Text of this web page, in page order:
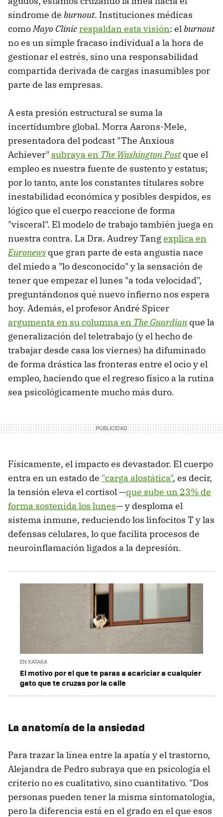
síndrome de burnout. Instituciones médicas
comoMayo Clinicrespaldan esta visión: elburnout
no es un simple fracaso individual a la hora de
gestionar el estrés, sino una responsabilidad
compartida derivada de cargas inasumibles por
parte de las empresas.
A esta presión estructural se suma la
incertidumbre global. Morra Aarons-Mele,
presentadora del podcast "The Anxious
Achiever" subraya en The Washington Postque el
empleo es nuestra fuente de sustento y estatus;
por lo tanto, ante los constantes titulares sobre
inestabilidad económica y posibles despidos, es
lógico que el cuerpo reaccione de forma
"visceral". El modelo de trabajo también juega en
nuestra contra. La Dra. Audrey Tangexplica en
Euronews que gran parte de esta angustia nace
del miedo a "lo desconocido" y la sensación de
tener que empezar el lunes "a toda velocidad",
preguntándonos qué nuevo infierno nos espera
hoy. Además, el profesor André Spicer
argumenta en su columna en The Guardian que la
generalización del teletrabajo (y el hecho de
trabajar desde casa los viernes) ha difuminado
de forma drástica las fronteras entre el ocio y el
empleo, haciendo que el regreso físico a la rutina
sea psicológicamente mucho más duro.
Físicamente, el impacto es devastador. El cuerpo
entra en un estado de "carga alostática", es decir,
la tensión eleva el cortisol —que sube un 23% de
forma sostenida los lunes— y desploma el
sistema inmune, reduciendo los linfocitos T y las
defensas celulares, lo que facilita procesos de
neuroinflamación ligados a la depresión.
EN XATAKA
El motivo por el que te paras a acariciar a cualquier
gato que te cruzas por la calle
La anatomía de la ansiedad
Para trazar la línea entre la apatía y el trastorno,
Alejandra de Pedro subraya que en psicología el
criterio no es cualitativo, sino cuantitativo. "Dos
personas pueden tener la misma sintomatología,
pero la diferencia está en el grado en el que esos